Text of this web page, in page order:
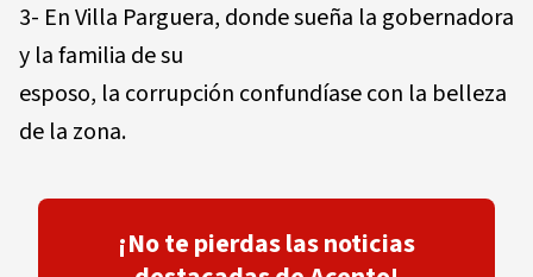
3- En Villa Parguera, donde sueña la gobernadora
y la familia de su
esposo, la corrupción confundíase con la belleza
de la zona.
¡No te pierdas las noticias